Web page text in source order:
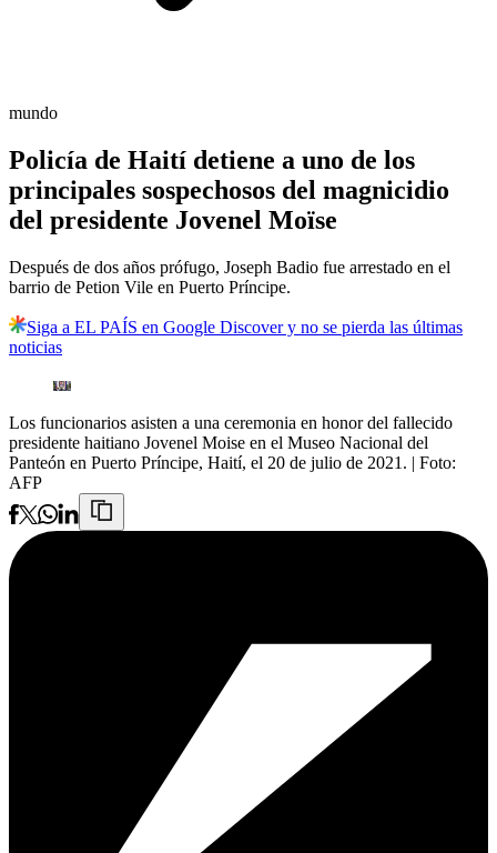
mundo
Policía de Haití detiene a uno de los
principales sospechosos del magnicidio
del presidente Jovenel Moïse
Después de dos años prófugo, Joseph Badio fue arrestado en el
barrio de Petion Vile en Puerto Príncipe.
Siga a EL PAÍS en Google Discover y no se pierda las últimas
noticias
Los funcionarios asisten a una ceremonia en honor del fallecido
presidente haitiano Jovenel Moise en el Museo Nacional del
Panteón en Puerto Príncipe, Haití, el 20 de julio de 2021. | Foto:
AFP